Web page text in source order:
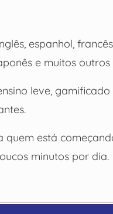
espanhol,
e muitos outros
leve,
quem está
minutos por dia.